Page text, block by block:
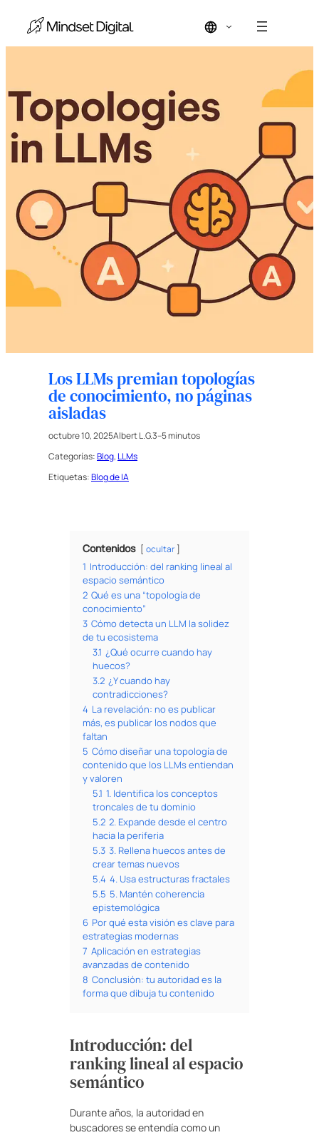
Los LLMs premian topologías
de conocimiento, no páginas
aisladas
octubre 10, 2025Albert L.G.3–5 minutos
Categorías:Blog, LLMs
Etiquetas:Blog de IA
Contenidos ocultar
1 Introducción: del ranking lineal al
espacio semántico
2 Qué es una “topología de
conocimiento”
3 Cómo detecta un LLM la solidez
de tu ecosistema
3.1 ¿Qué ocurre cuando hay
huecos?
3.2 ¿Y cuando hay
contradicciones?
4 La revelación: no es publicar
más, es publicar los nodos que
faltan
5 Cómo diseñar una topología de
contenido que los LLMs entiendan
y valoren
5.1 1. Identifica los conceptos
troncales de tu dominio
5.2 2. Expande desde el centro
hacia la periferia
5.3 3. Rellena huecos antes de
crear temas nuevos
5.4 4. Usa estructuras fractales
5.5 5. Mantén coherencia
epistemológica
6 Por qué esta visión es clave para
estrategias modernas
7 Aplicación en estrategias
avanzadas de contenido
8 Conclusión: tu autoridad es la
forma que dibuja tu contenido
Introducción: del
ranking lineal al espacio
semántico
Durante años, la autoridad en
buscadores se entendía como un